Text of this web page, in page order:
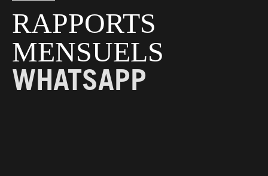
RAPPORTS
MENSUELS
WHATSAPP